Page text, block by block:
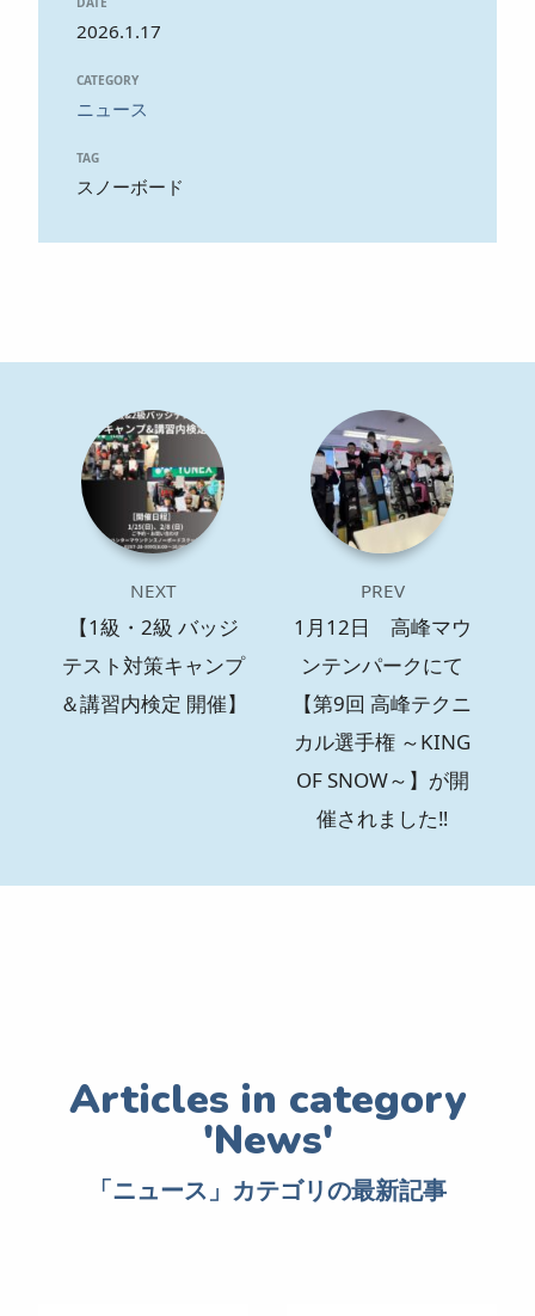
2026.1.17
CATEGORY
ニュース
TAG
スノーボード
NEXT
【1級・2級 バッジ
テスト対策キャンプ
＆講習内検定 開催】
PREV
1月12日 高峰マウ
ンテンパークにて
【第9回 高峰テクニ
カル選手権 ～KING
OF SNOW～】が開
催されました‼️
「ニュース」カテゴリの最新記事